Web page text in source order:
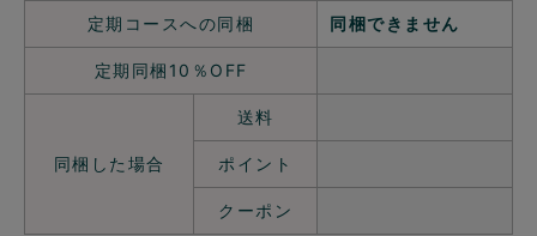
定期コースへの同梱 同梱できません
定期同梱10％OFF
同梱した場合
送料
ポイント
クーポン